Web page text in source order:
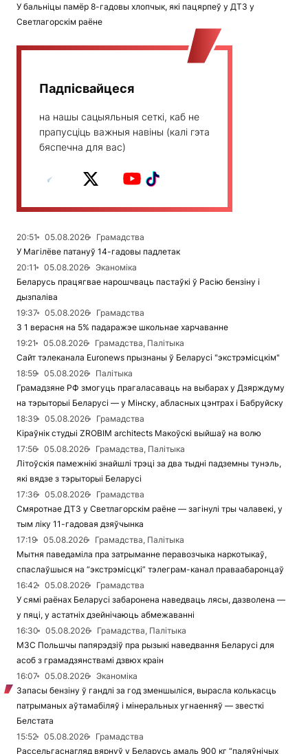
У бальніцы памёр 8-гадовы хлопчык, які пацярпеў у ДТЗ у
Светлагорскім раёне
Падпісвайцеся
на нашы сацыяльныя сеткі, каб не
прапусціць важныя навіны (калі гэта
бяспечна для вас)
20:51 05.08.2026
Грамадства
У Магілёве патануў 14-гадовы падлетак
20:11
05.08.2026
Эканоміка
Беларусь працягвае нарошчваць пастаўкі ў Расію бензіну і
дызпаліва
19:37
05.08.2026
Грамадства
З 1 верасня на 5% падаражэе школьнае харчаванне
19:21
05.08.2026
Грамадства, Палітыка
Сайт тэлеканала Euronews прызнаны ў Беларусі "экстрэмісцкім"
18:59
05.08.2026
Палітыка
Грамадзяне РФ змогуць прагаласаваць на выбарах у Дзярждуму
на тэрыторыі Беларусі — у Мінску, абласных цэнтрах і Бабруйску
18:39
05.08.2026
Грамадства
Кіраўнік студыі ZROBIM architects Макоўскі выйшаў на волю
17:56
05.08.2026
Грамадства, Палітыка
Літоўскія памежнікі знайшлі трэці за два тыдні падземны тунэль,
які вядзе з тэрыторыі Беларусі
17:36
05.08.2026
Грамадства
Смяротнае ДТЗ у Светлагорскім раёне — загінулі тры чалавекі, у
тым ліку 11-гадовая дзяўчынка
17:19
05.08.2026
Грамадства, Палітыка
Мытня паведаміла пра затрыманне перавозчыка наркотыкаў,
спаслаўшыся на “экстрэмісцкі” тэлеграм-канал праваабаронцаў
16:42
05.08.2026
Грамадства
У сямі раёнах Беларусі забаронена наведваць лясы, дазволена —
у пяці, у астатніх дзейнічаюць абмежаванні
16:30
05.08.2026
Грамадства, Палітыка
МЗС Польшчы папярэдзіў пра рызыкі наведвання Беларусі для
асоб з грамадзянствамі дзвюх краін
16:07
05.08.2026
Эканоміка
Запасы бензіну ў гандлі за год зменшыліся, вырасла колькасць
патрыманых аўтамабіляў і мінеральных угнаенняў — звесткі
Белстата
15:52
05.08.2026
Грамадства
Рассельгаснагляд вярнуў у Беларусь амаль 900 кг “паляўнічых